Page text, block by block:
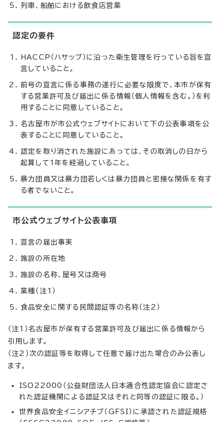
列車、船舶における飲食店営業
認定の要件
HACCP（ハサップ）に沿った衛生管理を行っている旨を宣
言していること。
前号の宣言に係る事務の遂行に必要な限度で、本市が保有
する営業許可及び届出に係る情報（個人情報を含む。）を利
用することに同意していること。
名古屋市が市公式ウェブサイトにおいて下の公表事項を公
表することに同意していること。
認定を取り消された施設にあっては、その取消しの日から
起算して1年を経過していること。
暴力団員又は暴力団若しくは暴力団員と密接な関係を有す
る者でないこと。
市公式ウェブサイト公表事項
宣言の届出事実
施設の所在地
施設の名称、屋号又は商号
業種（注1）
食品安全に関する民間認証等の名称（注2）
（注1）名古屋市が保有する営業許可及び届出に係る情報から
引用します。
（注2）次の認証等を取得して任意で届け出た場合のみ公表し
ます。
ISO22000（公益財団法人日本適合性認定協会に認定さ
れた認証機関による認証又はそれと同等の認証に限る。）
世界食品安全イニシアチブ（GFSI）に承認された認証規格